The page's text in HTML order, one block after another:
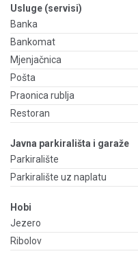
Usluge (servisi)
Banka
Bankomat
Mjenjačnica
Pošta
Praonica rublja
Restoran
Javna parkirališta i garaže
Parkiralište
Parkiralište uz naplatu
Hobi
Jezero
Ribolov